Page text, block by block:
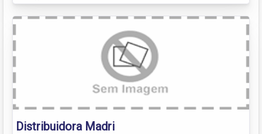
Distribuidora Madri